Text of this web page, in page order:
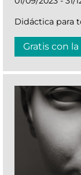
Didáctica para
Gratis con